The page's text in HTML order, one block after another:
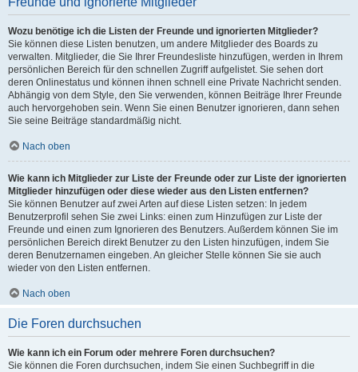
Wozu benötige ich die Listen der Freunde und ignorierten Mitglieder?
Sie können diese Listen benutzen, um andere Mitglieder des Boards zu
verwalten. Mitglieder, die Sie Ihrer Freundesliste hinzufügen, werden in Ihrem
persönlichen Bereich für den schnellen Zugriff aufgelistet. Sie sehen dort
deren Onlinestatus und können ihnen schnell eine Private Nachricht senden.
Abhängig von dem Style, den Sie verwenden, können Beiträge Ihrer Freunde
auch hervorgehoben sein. Wenn Sie einen Benutzer ignorieren, dann sehen
Sie seine Beiträge standardmäßig nicht.
Nach oben
Wie kann ich Mitglieder zur Liste der Freunde oder zur Liste der ignorierten
Mitglieder hinzufügen oder diese wieder aus den Listen entfernen?
Sie können Benutzer auf zwei Arten auf diese Listen setzen: In jedem
Benutzerprofil sehen Sie zwei Links: einen zum Hinzufügen zur Liste der
Freunde und einen zum Ignorieren des Benutzers. Außerdem können Sie im
persönlichen Bereich direkt Benutzer zu den Listen hinzufügen, indem Sie
deren Benutzernamen eingeben. An gleicher Stelle können Sie sie auch
wieder von den Listen entfernen.
Nach oben
Die Foren durchsuchen
Wie kann ich ein Forum oder mehrere Foren durchsuchen?
Sie können die Foren durchsuchen, indem Sie einen Suchbegriff in die